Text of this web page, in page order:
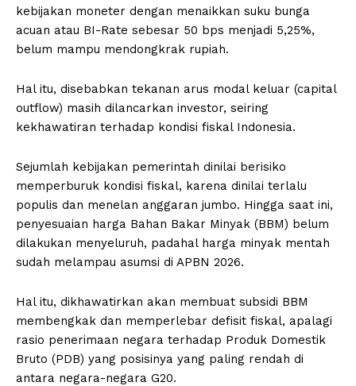
kebijakan moneter dengan menaikkan suku bunga
acuan atau BI-Rate sebesar 50 bps menjadi 5,25%,
belum mampu mendongkrak rupiah.
Hal itu, disebabkan tekanan arus modal keluar (capital
outflow) masih dilancarkan investor, seiring
kekhawatiran terhadap kondisi fiskal Indonesia.
Sejumlah kebijakan pemerintah dinilai berisiko
memperburuk kondisi fiskal, karena dinilai terlalu
populis dan menelan anggaran jumbo. Hingga saat ini,
penyesuaian harga Bahan Bakar Minyak (BBM) belum
dilakukan menyeluruh, padahal harga minyak mentah
sudah melampau asumsi di APBN 2026.
Hal itu, dikhawatirkan akan membuat subsidi BBM
membengkak dan memperlebar defisit fiskal, apalagi
rasio penerimaan negara terhadap Produk Domestik
Bruto (PDB) yang posisinya yang paling rendah di
antara negara-negara G20.